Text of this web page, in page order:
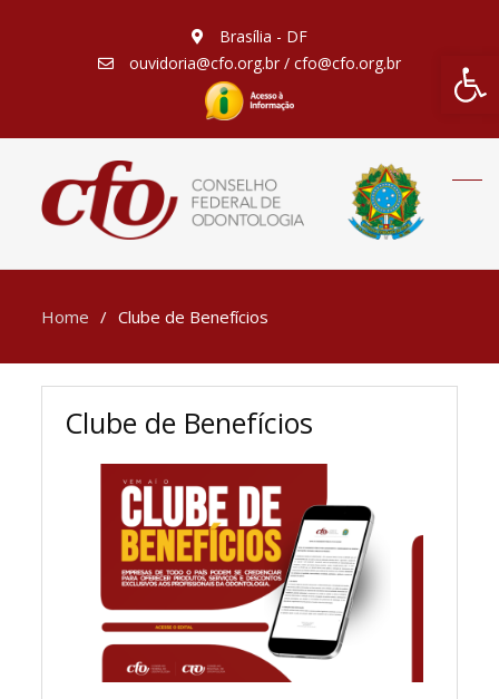
Barra
Brasília - DF
ouvidoria@cfo.org.br / cfo@cfo.org.br
Home Clube de Benefícios
Clube de Benefícios